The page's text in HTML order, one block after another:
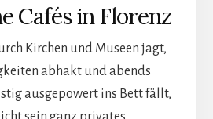
Cafés in Florenz
Kirchen und Museen jagt,
abhakt und abends
ausgepowert ins Bett fällt,